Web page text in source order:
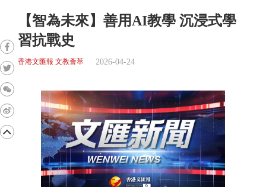
【智為未來】善用AI教學 沉浸式學
習抗戰史
香港文匯報 文教薈萃 2026-04-24